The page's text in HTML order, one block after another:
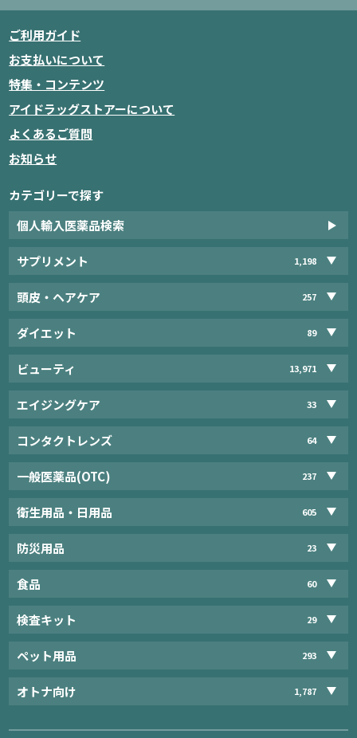
ご利用ガイド
お支払いについて
特集・コンテンツ
アイドラッグストアーについて
よくあるご質問
お知らせ
カテゴリーで探す
個人輸入医薬品検索
サプリメント 1,198
頭皮・ヘアケア 257
ダイエット 89
ビューティ 13,971
エイジングケア 33
コンタクトレンズ 64
一般医薬品(OTC) 237
衛生用品・日用品 605
防災用品 23
食品 60
検査キット 29
ペット用品 293
オトナ向け 1,787